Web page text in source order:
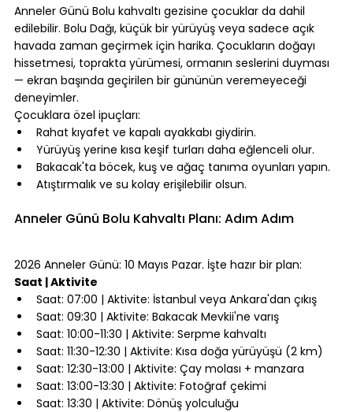
Anneler Günü Bolu kahvaltı gezisine çocuklar da dahil
edilebilir. Bolu Dağı, küçük bir yürüyüş veya sadece açık
havada zaman geçirmek için harika. Çocukların doğayı
hissetmesi, toprakta yürümesi, ormanın seslerini duyması
— ekran başında geçirilen bir gününün veremeyeceği
deneyimler.
Çocuklara özel ipuçları:
Rahat kıyafet ve kapalı ayakkabı giydirin.
Yürüyüş yerine kısa keşif turları daha eğlenceli olur.
Bakacak'ta böcek, kuş ve ağaç tanıma oyunları yapın.
Atıştırmalık ve su kolay erişilebilir olsun.
Anneler Günü Bolu Kahvaltı Planı: Adım Adım
2026 Anneler Günü: 10 Mayıs Pazar. İşte hazır bir plan:
Saat | Aktivite
Saat: 07:00 | Aktivite: İstanbul veya Ankara'dan çıkış
Saat: 09:30 | Aktivite: Bakacak Mevkii'ne varış
Saat: 10:00-11:30 | Aktivite: Serpme kahvaltı
Saat: 11:30-12:30 | Aktivite: Kısa doğa yürüyüşü (2 km)
Saat: 12:30-13:00 | Aktivite: Çay molası + manzara
Saat: 13:00-13:30 | Aktivite: Fotoğraf çekimi
Saat: 13:30 | Aktivite: Dönüş yolculuğu